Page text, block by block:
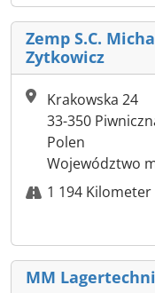
Zemp S.C.
Zytkowicz
Krakowska 24
33-350
Polen
Województwo
1 194 Kilometer
MM